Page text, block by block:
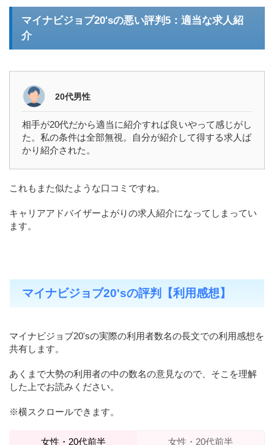
マイナビジョブ20'sの悪い評判5：適当な求人紹
介
20代男性
相手が20代だから適当に紹介すれば良いやって感じがし
た。私の条件は全部無視。自分が紹介して得する求人ば
かり紹介された。
これもまた似たような口コミですね。
キャリアアドバイザーよがりの求人紹介になってしまってい
ます。
マイナビジョブ20'sの評判【利用感想】
マイナビジョブ20'sの実際の利用者数名の長文での利用感想を
共有します。
あくまで大勢の利用者の中の数名の意見なので、そこを理解
した上でお読みください。
※横スクロールできます。
女性・20代前半 女性・20代前半